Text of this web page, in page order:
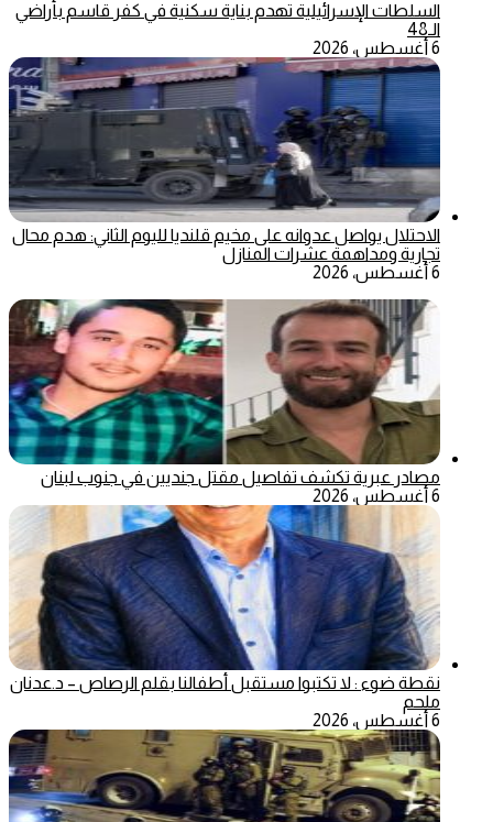
السلطات الإسرائيلية تهدم بناية سكنية في كفر قاسم بأراضي
الـ48
6 أغسطس، 2026
الاحتلال يواصل عدوانه على مخيم قلنديا لليوم الثاني: هدم محال
تجارية ومداهمة عشرات المنازل
6 أغسطس، 2026
مصادر عبرية تكشف تفاصيل مقتل جنديين في جنوب لبنان
6 أغسطس، 2026
نقطة ضوء : لا تكتبوا مستقبل أطفالنا بقلم الرصاص – د.عدنان
ملحم
6 أغسطس، 2026